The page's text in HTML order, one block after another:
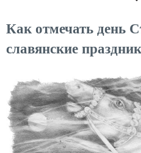
Как отмечать день
славянские